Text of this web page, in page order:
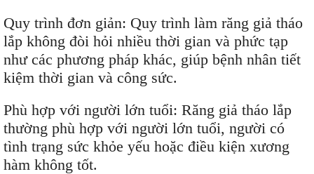
Quy trình đơn giản: Quy trình làm răng giả tháo
lắp không đòi hỏi nhiều thời gian và phức tạp
như các phương pháp khác, giúp bệnh nhân tiết
kiệm thời gian và công sức.
Phù hợp với người lớn tuổi: Răng giả tháo lắp
thường phù hợp với người lớn tuổi, người có
tình trạng sức khỏe yếu hoặc điều kiện xương
hàm không tốt.